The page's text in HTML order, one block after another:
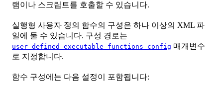
램이나 스크립트를 호출할 수 있습니다.
실행형 사용자 정의 함수의 구성은 하나 이상의 XML 파
일에 둘 수 있습니다. 구성 경로는
user_defined_executable_functions_config 매개변수
로 지정합니다.
함수 구성에는 다음 설정이 포함됩니다: